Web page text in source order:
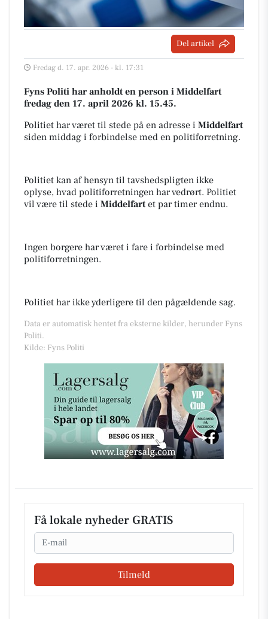
Del artikel
Fredag d. 17. apr. 2026 - kl. 17:31
Fyns Politi har anholdt en person i Middelfart
fredag den 17. april 2026 kl. 15.45.
Politiet har været til stede på en adresse i Middelfart
siden middag i forbindelse med en politiforretning.
Politiet kan af hensyn til tavshedspligten ikke
oplyse, hvad politiforretningen har vedrørt. Politiet
vil være til stede i Middelfartet par timer endnu.
Ingen borgere har været i fare i forbindelse med
politiforretningen.
Politiet har ikke yderligere til den pågældende sag.
Data er automatisk hentet fra eksterne kilder, herunder Fyns
Politi.
Kilde: Fyns Politi
Få lokale nyheder GRATIS
Email
Tilmeld